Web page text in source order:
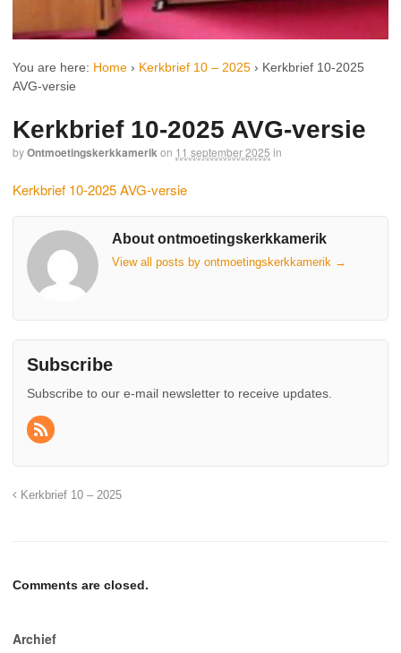
You are here: Home › Kerkbrief 10 – 2025 › Kerkbrief 10-2025
AVG-versie
Kerkbrief 10-2025 AVG-versie
byOntmoetingskerkkamerikon 11 september 2025 in
Kerkbrief 10-2025 AVG-versie
About ontmoetingskerkkamerik
View all posts by ontmoetingskerkkamerik →
Subscribe
Subscribe to our e-mail newsletter to receive updates.
Kerkbrief 10 – 2025
Comments are closed.
Archief